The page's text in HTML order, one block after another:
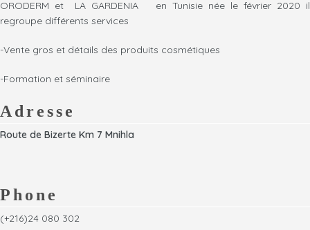
ORODERM et LA GARDENIA en Tunisie née le février 2020 il
regroupe différents services
-Vente gros et détails des produits cosmétiques
-Formation et séminaire
Adresse
Route de Bizerte Km 7 Mnihla
Phone
(+216)24 080 302